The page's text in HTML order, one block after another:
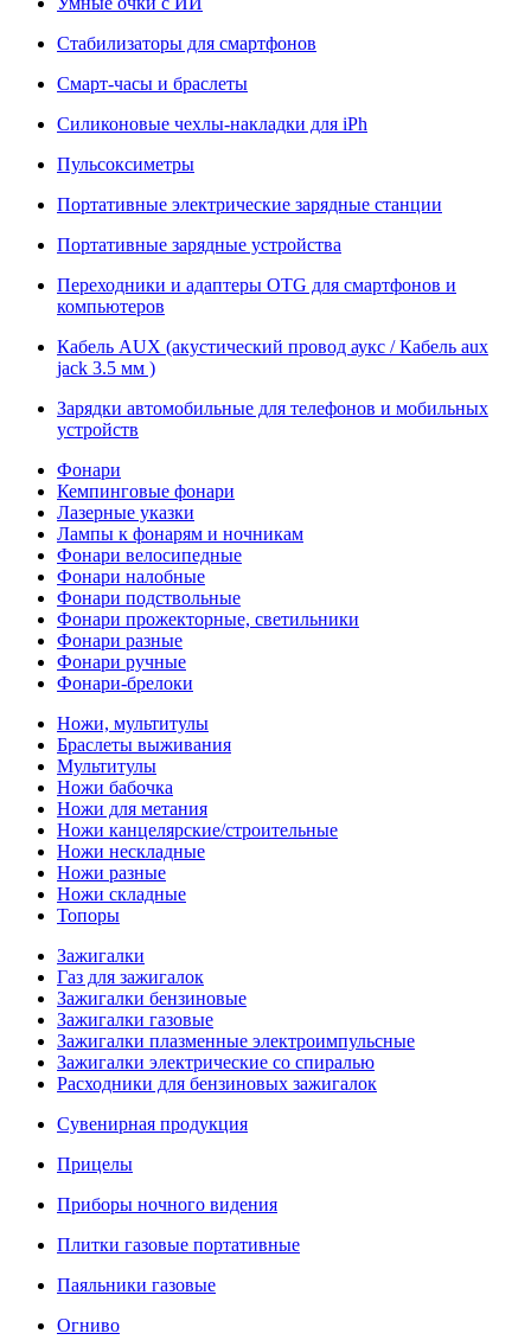
Стабилизаторы для смартфонов
Смарт-часы и браслеты
Силиконовые чехлы-накладки для iPh
Пульсоксиметры
Портативные электрические зарядные станции
Портативные зарядные устройства
Переходники и адаптеры OTG для смартфонов и
компьютеров
Кабель AUX (акустический провод аукс / Кабель aux
jack 3.5 мм )
Зарядки автомобильные для телефонов и мобильных
устройств
Фонари
Кемпинговые фонари
Лазерные указки
Лампы к фонарям и ночникам
Фонари велосипедные
Фонари налобные
Фонари подствольные
Фонари прожекторные, светильники
Фонари разные
Фонари ручные
Фонари-брелоки
Ножи, мультитулы
Браслеты выживания
Мультитулы
Ножи бабочка
Ножи для метания
Ножи канцелярские/строительные
Ножи нескладные
Ножи разные
Ножи складные
Топоры
Зажигалки
Газ для зажигалок
Зажигалки бензиновые
Зажигалки газовые
Зажигалки плазменные электроимпульсные
Зажигалки электрические со спиралью
Расходники для бензиновых зажигалок
Сувенирная продукция
Прицелы
Приборы ночного видения
Плитки газовые портативные
Паяльники газовые
Огниво